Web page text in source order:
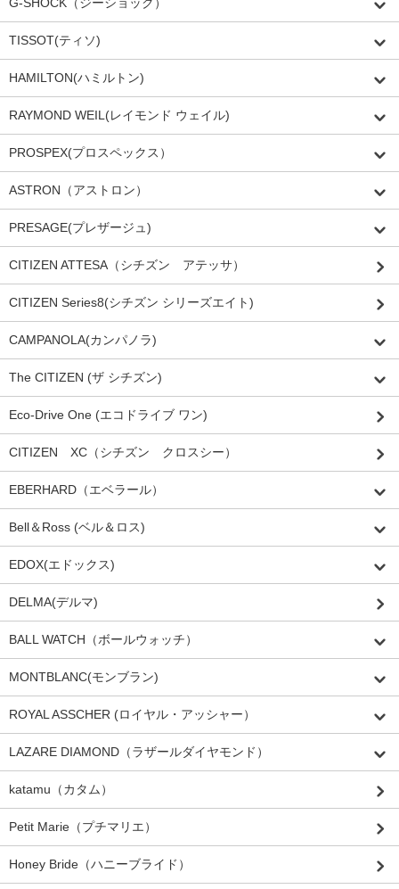
TISSOT(ティソ)
HAMILTON(ハミルトン)
RAYMOND WEIL(レイモンド ウェイル)
PROSPEX(プロスペックス）
ASTRON（アストロン）
PRESAGE(プレザージュ)
CITIZEN ATTESA（シチズン アテッサ）
CITIZEN Series8(シチズン シリーズエイト)
CAMPANOLA(カンパノラ)
The CITIZEN (ザ シチズン)
Eco-Drive One (エコドライブ ワン)
CITIZEN XC（シチズン クロスシー）
EBERHARD（エベラール）
Bell＆Ross (ベル＆ロス)
EDOX(エドックス)
DELMA(デルマ)
BALL WATCH（ボールウォッチ）
MONTBLANC(モンブラン)
ROYAL ASSCHER (ロイヤル・アッシャー）
LAZARE DIAMOND（ラザールダイヤモンド）
katamu（カタム）
Petit Marie（プチマリエ）
Honey Bride（ハニーブライド）